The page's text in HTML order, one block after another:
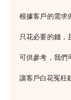
根據客戶的需求
只花必要的錢，
可供參考，我們
讓客戶白花冤枉